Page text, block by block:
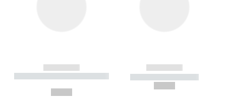
------------
----------- ----------- --------
------------
----------- -----------